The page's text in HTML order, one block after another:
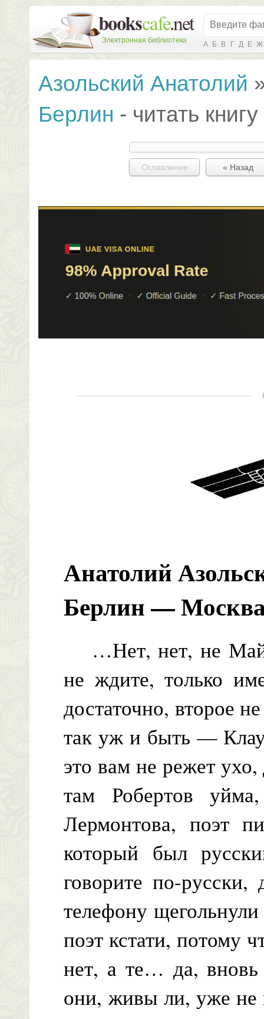
Электронная библиотека А Б В Г Д Е Ж
Азольский Анатолий
Берлин - читать
Оглавление « Назад
Анатолий
Берлин —
…Нет, нет, не
не ждите, только
достаточно, второе
так уж и быть —
это вам не режет
там Робертов
Лермонтова, поэт
который был
говорите по-
телефону
поэт кстати, потому
нет, а те… да,
они, живы ли, уже не